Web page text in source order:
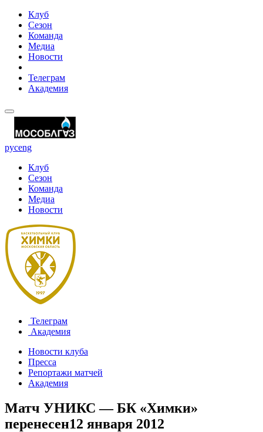
Клуб
Сезон
Команда
Медиа
Новости
Телеграм
Академия
русeng
Клуб
Сезон
Команда
Медиа
Новости
Телеграм
Академия
Новости клуба
Пресса
Репортажи матчей
Академия
Матч УНИКС — БК «Химки»
перенесен12 января 2012